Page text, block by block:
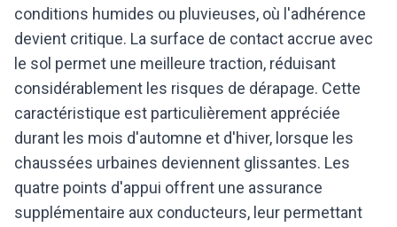
conditions humides ou pluvieuses, où l'adhérence
devient critique. La surface de contact accrue avec
le sol permet une meilleure traction, réduisant
considérablement les risques de dérapage. Cette
caractéristique est particulièrement appréciée
durant les mois d'automne et d'hiver, lorsque les
chaussées urbaines deviennent glissantes. Les
quatre points d'appui offrent une assurance
supplémentaire aux conducteurs, leur permettant